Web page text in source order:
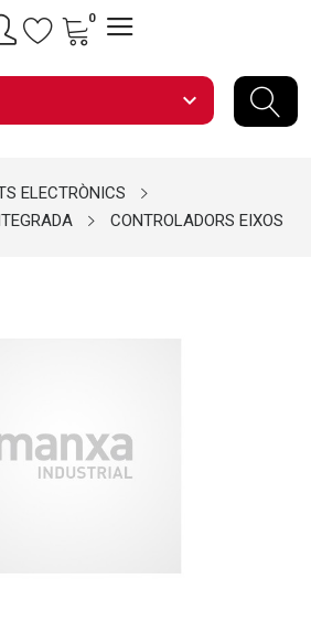
0
expand_more
ELECTRÒNICS
CONTROLADORS EIXOS